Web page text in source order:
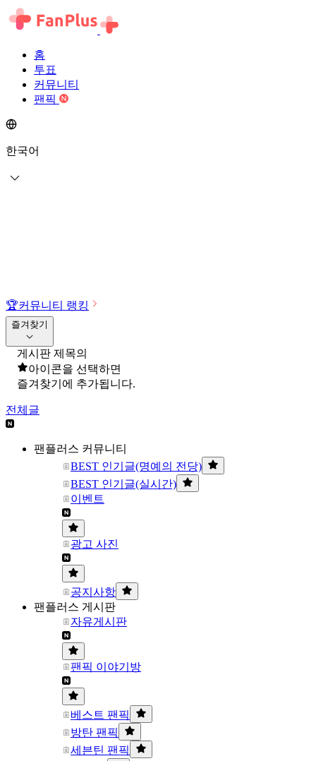
홈
투표
커뮤니티
팬픽
한국어
🏆커뮤니티 랭킹
즐겨찾기
게시판 제목의
아이콘을 선택하면
즐겨찾기에 추가됩니다.
전체글
팬플러스 커뮤니티
BEST 인기글(명예의 전당)
BEST 인기글(실시간)
이벤트
광고 사진
공지사항
팬플러스 게시판
자유게시판
팬픽 이야기방
베스트 팬픽
방탄 팬픽
세븐틴 팬픽